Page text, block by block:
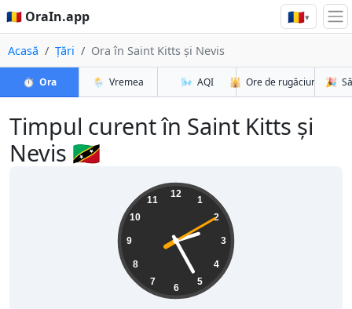
🇷🇴 OraIn.app 🇷🇴▾
Acasă Țări Ora în Saint Kitts și Nevis
⏱️ Ora 🌦️ Vremea 🌬️ AQI 🕌 Ore de rugăciune 🎉
Timpul curent în Saint Kitts și
Nevis 🇰🇳
12
1
2
3
4
5
6
7
8
9
10
11